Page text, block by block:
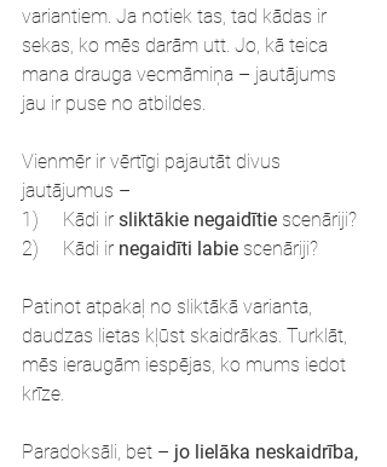
variantiem. Ja notiek tas, tad kādas ir
sekas, ko mēs darām utt. Jo, kā teica
mana drauga vecmāmiņa – jautājums
jau ir puse no atbildes.
Vienmēr ir vērtīgi pajautāt divus
jautājumus –
1)     Kādi ir sliktākie negaidītie scenāriji?
2)     Kādi ir negaidīti labie scenāriji?
Patinot atpakaļ no sliktākā varianta,
daudzas lietas kļūst skaidrākas. Turklāt,
mēs ieraugām iespējas, ko mums iedot
krīze.
Paradoksāli, bet – jo lielāka neskaidrība,